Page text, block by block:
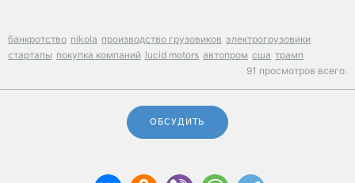
банкротство nikola производство грузовиков электрогрузовики
стартапы покупка компаний lucid motors автопром сша трамп
91 просмотров всего.
ОБСУДИТЬ